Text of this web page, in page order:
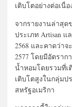
เติบโตอย่างต่อเนื่
จากรายงานล่าสุด
ประเภท Artisan
2568 และคาดว่า
2577 โดยมีอัตราก
น้ำหอมโดยรวมที่เ
เติบโตสูงในกลุ่มป
สหรัฐอเมริกา